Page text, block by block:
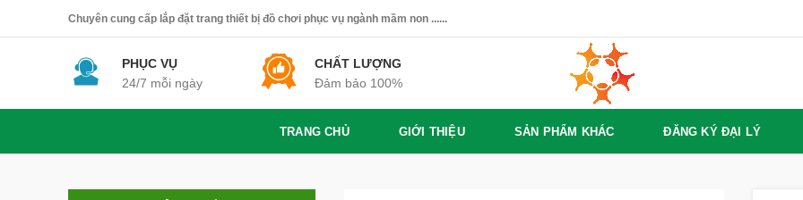
Chuyên cung cấp lắp đặt trang thiết bị đồ chơi phục vụ ngành mầm non ......
PHỤC VỤ
24/7 mỗi ngày
CHẤT LƯỢNG
Đảm bảo 100%
TRANG CHỦ GIỚI THIỆU SẢN PHẨM KHÁC ĐĂNG KÝ ĐẠI LÝ